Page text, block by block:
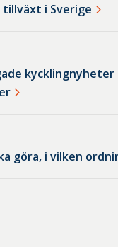
i Sverige
göra, i vilken